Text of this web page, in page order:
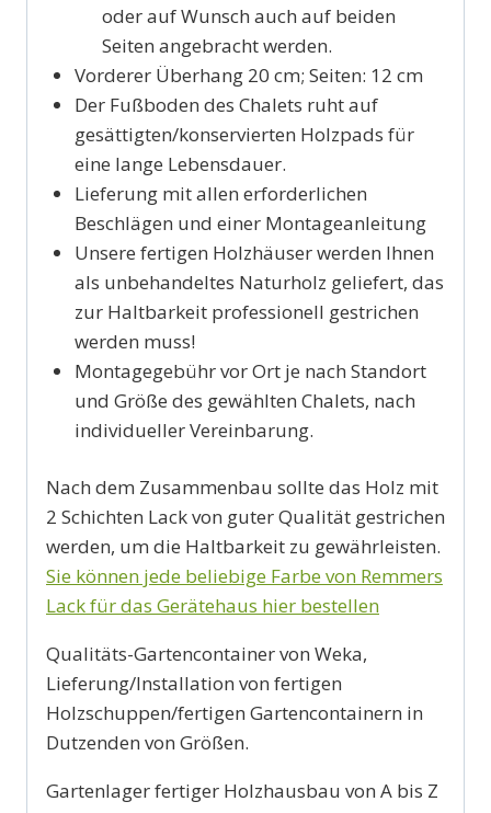
oder auf Wunsch auch auf beiden
Seiten angebracht werden.
Vorderer Überhang 20 cm; Seiten: 12 cm
Der Fußboden des Chalets ruht auf
gesättigten/konservierten Holzpads für
eine lange Lebensdauer.
Lieferung mit allen erforderlichen
Beschlägen und einer Montageanleitung
Unsere fertigen Holzhäuser werden Ihnen
als unbehandeltes Naturholz geliefert, das
zur Haltbarkeit professionell gestrichen
werden muss!
Montagegebühr vor Ort je nach Standort
und Größe des gewählten Chalets, nach
individueller Vereinbarung.
Nach dem Zusammenbau sollte das Holz mit
2 Schichten Lack von guter Qualität gestrichen
werden, um die Haltbarkeit zu gewährleisten.
Sie können jede beliebige Farbe von Remmers
Lack für das Gerätehaus hier bestellen
Qualitäts-Gartencontainer von Weka,
Lieferung/Installation von fertigen
Holzschuppen/fertigen Gartencontainern in
Dutzenden von Größen.
Gartenlager fertiger Holzhausbau von A bis Z